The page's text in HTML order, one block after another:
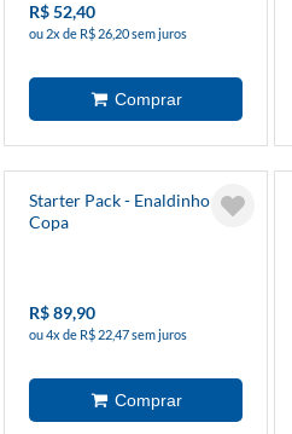
R$ 52,40
ou 2x de R$ 26,20 sem juros
Starter Pack - Enaldinho Na
Copa
R$ 89,90
ou 4x de R$ 22,47 sem juros